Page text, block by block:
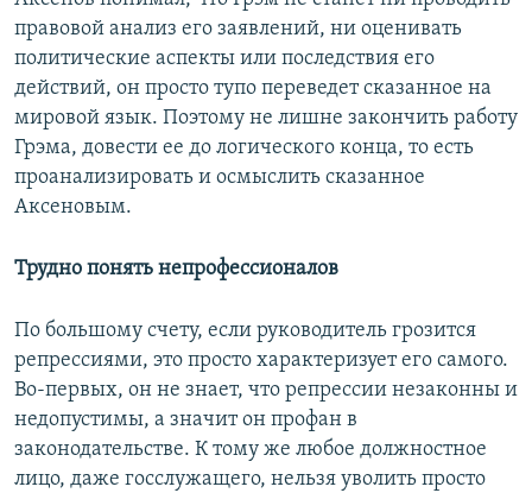
правовой анализ его заявлений, ни оценивать
политические аспекты или последствия его
действий, он просто тупо переведет сказанное на
мировой язык. Поэтому не лишне закончить работу
Грэма, довести ее до логического конца, то есть
проанализировать и осмыслить сказанное
Аксеновым.
Трудно понять непрофессионалов
По большому счету, если руководитель грозится
репрессиями, это просто характеризует его самого.
Во-первых, он не знает, что репрессии незаконны и
недопустимы, а значит он профан в
законодательстве. К тому же любое должностное
лицо, даже госслужащего, нельзя уволить просто